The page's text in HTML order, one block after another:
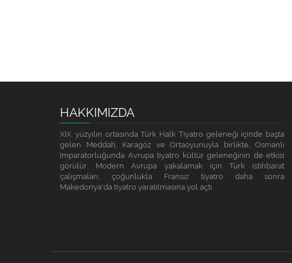
HAKKIMIZDA
XIX. yüzyılın ortasında Türk Halk Tiyatro geleneği içinde başta
gelen Meddah, Karagöz ve Ortaoyunuyla birlikte, Osmanlı
İmparatorluğunda Avrupa tiyatro kültür geleneğinin de etkisi
görülür.. Modern Avrupa yakalamak için Türk istihbarat
çalışmaları, çoğunlukla Fransız tiyatro daha sonra
Makedonya'da tiyatro yaratılmasına yol açtı.